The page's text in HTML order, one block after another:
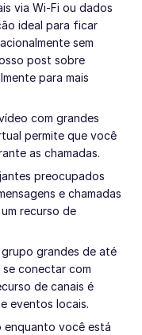
via Wi-Fi ou dados
ideal para ficar
sem
post sobre
para mais
com grandes
permite que você
as chamadas.
preocupados
e chamadas
recurso de
grupo grandes de até
conectar com
de canais é
eventos locais.
enquanto você está